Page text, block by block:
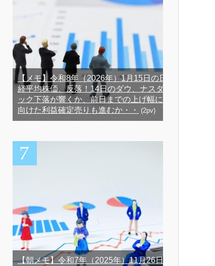
【メモ】令和8年（2026年）1月15日の日
経平均株価、反落！14日のダウ、ナスダ
ック下落が響くか、前日までの上げ幅に
向けた利益確定売りも進むか・・
(2pv)
【朝メモ】令和7年（2025年）11月26日